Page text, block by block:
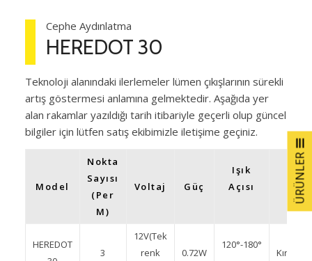
Cephe Aydınlatma
HEREDOT 30
Teknoloji alanındaki ilerlemeler lümen çıkışlarının sürekli
artış göstermesi anlamına gelmektedir. Aşağıda yer
alan rakamlar yazıldığı tarih itibariyle geçerli olup güncel
bilgiler için lütfen satış ekibimizle iletişime geçiniz.
Model
Nokta
Sayısı
(per
M)
Voltaj Güç
Işık
Açısı
HEREDOT
3
12V(Tek
renk
0.72W
120°-180°
ÜRÜNLER